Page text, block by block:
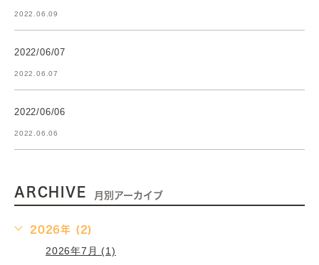
2022.06.09
2022/06/07
2022.06.07
2022/06/06
2022.06.06
ARCHIVE 月別アーカイブ
2026年 (2)
2026年7月 (1)